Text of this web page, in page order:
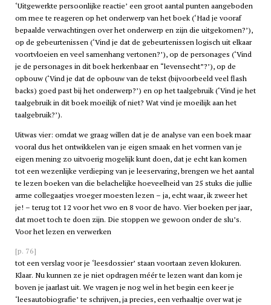
‘Uitgewerkte persoonlijke reactie’ een groot aantal punten aangeboden
om mee te reageren op het onderwerp van het boek (‘Had je vooraf
bepaalde verwachtingen over het onderwerp en zijn die uitgekomen?’),
op de gebeurtenissen (‘Vind je dat de gebeurtenissen logisch uit elkaar
voortvloeien en veel samenhang vertonen?’), op de personages (‘Vind
je de personages in dit boek herkenbaar en “levensecht”?’), op de
opbouw (‘Vind je dat de opbouw van de tekst (bijvoorbeeld veel flash
backs) goed past bij het onderwerp?’) en op het taalgebruik (‘Vind je het
taalgebruik in dit boek moeilijk of niet? Wat vind je moeilijk aan het
taalgebruik?’).
Uitwas vier: omdat we graag willen dat je de analyse van een boek maar
vooral dus het ontwikkelen van je eigen smaak en het vormen van je
eigen mening zo uitvoerig mogelijk kunt doen, dat je echt kan komen
tot een wezenlijke verdieping van je leeservaring, brengen we het aantal
te lezen boeken van die belachelijke hoeveelheid van 25 stuks die jullie
arme collegaatjes vroeger moesten lezen – ja, echt waar, ik zweer het
je! – terug tot 12 voor hetvwo en 8 voor de havo. Vier boeken per jaar,
dat moet toch te doen zijn. Die stoppen we gewoon onder de slu’s.
Voor het lezen en verwerken
[p. 76]
tot een verslag voor je ‘leesdossier’ staan voortaan zeven klokuren.
Klaar. Nu kunnen ze je niet opdragen méér te lezen want dan kom je
boven je jaarlast uit. We vragen je nog wel in het begin een keer je
‘leesautobiografie’ te schrijven, ja precies, een verhaaltje over wat je